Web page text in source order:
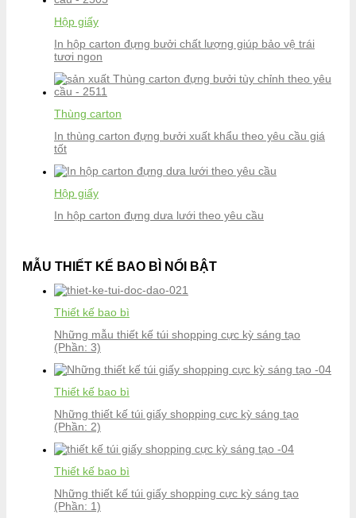
Hộp giấy
In hộp carton đựng bưởi chất lượng giúp bảo vệ trái
tươi ngon
Thùng carton
In thùng carton đựng bưởi xuất khẩu theo yêu cầu giá
tốt
Hộp giấy
In hộp carton đựng dưa lưới theo yêu cầu
MẪU THIẾT KẾ BAO BÌ NỔI BẬT
Thiết kế bao bì
Những mẫu thiết kế túi shopping cực kỳ sáng tạo
(Phần: 3)
Thiết kế bao bì
Những thiết kế túi giấy shopping cực kỳ sáng tạo
(Phần: 2)
Thiết kế bao bì
Những thiết kế túi giấy shopping cực kỳ sáng tạo
(Phần: 1)